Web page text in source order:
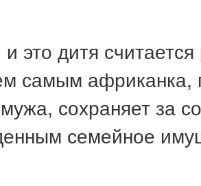
это дитя
самым африканка,
сохраняет за
семейное